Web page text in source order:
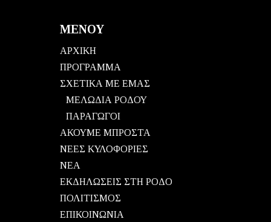
ΜΕΝΟΥ
ΑΡΧΙΚΗ
ΠΡΟΓΡΑΜΜΑ
ΣΧΕΤΙΚΑ ΜΕ ΕΜΑΣ
ΜΕΛΩΔΙΑ ΡΟΔΟΥ
ΠΑΡΑΓΩΓΟΙ
ΑΚΟΥΜΕ ΜΠΡΟΣΤΑ
ΝΕΕΣ ΚΥΛΟΦΟΡΙΕΣ
ΝΕΑ
ΕΚΔΗΛΩΣΕΙΣ ΣΤΗ ΡΟΔΟ
ΠΟΛΙΤΙΣΜΟΣ
ΕΠΙΚΟΙΝΩΝΙΑ